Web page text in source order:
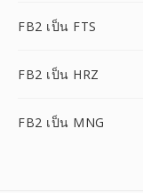
FB2 เป็น FTS
FB2 เป็น HRZ
FB2 เป็น MNG